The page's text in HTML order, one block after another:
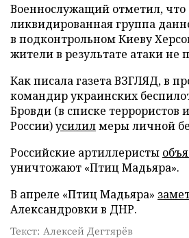
Военнослужащий отметил, что
ликвидированная группа
в подконтрольном Киеву
жители в результате атаки не
Как писала газета ВЗГЛЯД, в
командир украинских
Бровди (в списке террористов
России)усилилмеры личной
Российские артиллеристы
уничтожают «Птиц Мадьяра».
В апреле «Птиц Мадьяра»
Александровки в ДНР.
Текст: Алексей Дегтярёв